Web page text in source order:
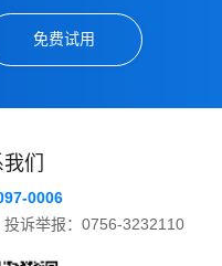
免费试用
们
0006
诉举报：0756-3232110